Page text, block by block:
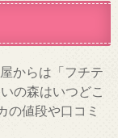
からは「フチテ
の森はいつどこ
の値段や口コミ